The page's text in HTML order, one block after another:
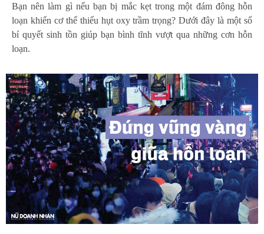
Bạn nên làm gì nếu bạn bị mắc kẹt trong một đám đông hỗn
loạn khiến cơ thể thiếu hụt oxy trầm trọng? Dưới đây là một số
bí quyết sinh tồn giúp bạn bình tĩnh vượt qua những cơn hỗn
loạn.